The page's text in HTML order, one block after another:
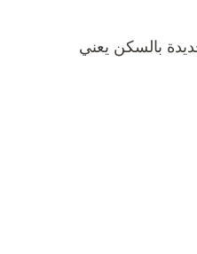
بالسكن يعني